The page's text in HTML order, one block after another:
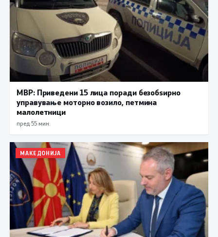
МВР: Приведени 15 лица поради безобѕирно
управување моторно возило, петмина
малолетници
пред 55 мин.
МАКЕДОНИЈА